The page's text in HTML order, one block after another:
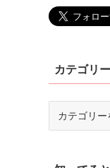
カテゴリー